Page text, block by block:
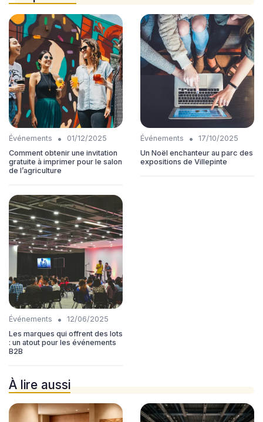
Événements •
01/12/2025
Comment obtenir une invitation
gratuite à imprimer pour le salon
de l’agriculture
Événements •
17/10/2025
Un Noël enchanteur au parc des
expositions de Villepinte
Événements •
12/06/2025
Les marques qui offrent des lots
: un atout pour les événements
B2B
À lire aussi